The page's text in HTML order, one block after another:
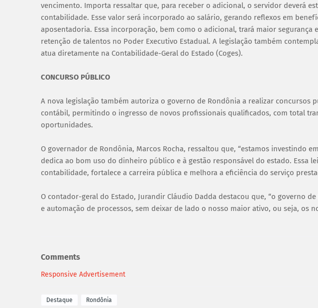
vencimento. Importa ressaltar que, para receber o adicional, o servidor deverá
contabilidade. Esse valor será incorporado ao salário, gerando reflexos em
aposentadoria. Essa incorporação, bem como o adicional, trará maior segurança
retenção de talentos no Poder Executivo Estadual. A legislação também
atua diretamente na Contabilidade-Geral do Estado (Coges).
CONCURSO PÚBLICO
A nova legislação também autoriza o governo de Rondônia a realizar concursos
contábil, permitindo o ingresso de novos profissionais qualificados, com total
oportunidades.
O governador de Rondônia, Marcos Rocha, ressaltou que, “estamos investindo
dedica ao bom uso do dinheiro público e à gestão responsável do estado. Essa
contabilidade, fortalece a carreira pública e melhora a eficiência do serviço
O contador-geral do Estado, Jurandir Cláudio Dadda destacou que, “o governo
e automação de processos, sem deixar de lado o nosso maior ativo, ou seja, os
Comments
Responsive Advertisement
Destaque Rondônia